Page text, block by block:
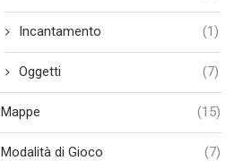
Incantamento (1)
Oggetti (7)
Mappe (15)
Modalità di Gioco (7)